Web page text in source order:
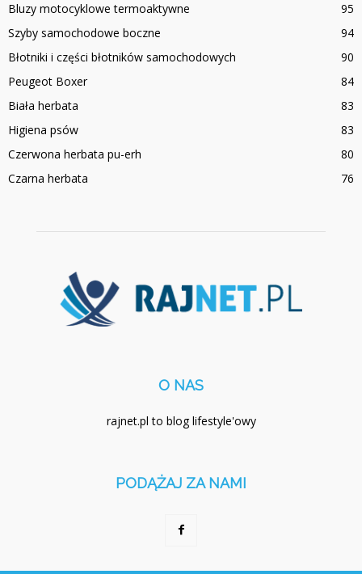
Bluzy motocyklowe termoaktywne
95
Szyby samochodowe boczne
94
Błotniki i części błotników samochodowych
90
Peugeot Boxer
84
Biała herbata
83
Higiena psów
83
Czerwona herbata pu-erh
80
Czarna herbata
76
O NAS
rajnet.pl to blog lifestyle'owy
PODĄŻAJ ZA NAMI